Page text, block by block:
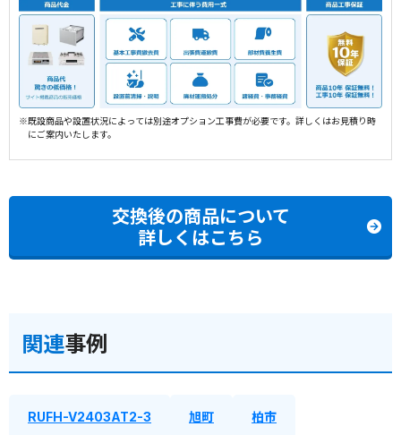
※既設商品や設置状況によっては別途オプション工事費が必要です。詳しくはお見積り時
にご案内いたします。
交換後の商品について
詳しくはこちら
関連事例
RUFH-V2403AT2-3 旭町 柏市